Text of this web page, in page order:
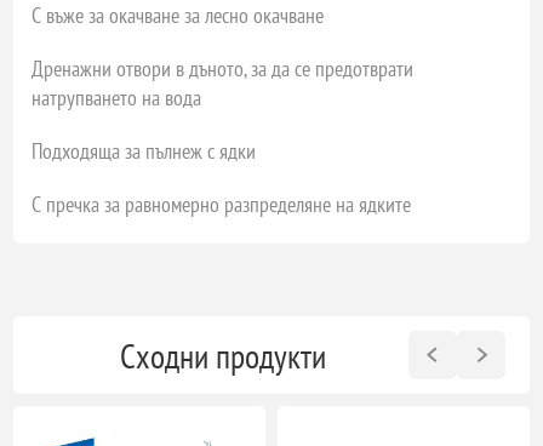
С въже за окачване за лесно окачване
Дренажни отвори в дъното, за да се предотврати
натрупването на вода
Подходяща за пълнеж с ядки
С пречка за равномерно разпределяне на ядките
Сходни продукти